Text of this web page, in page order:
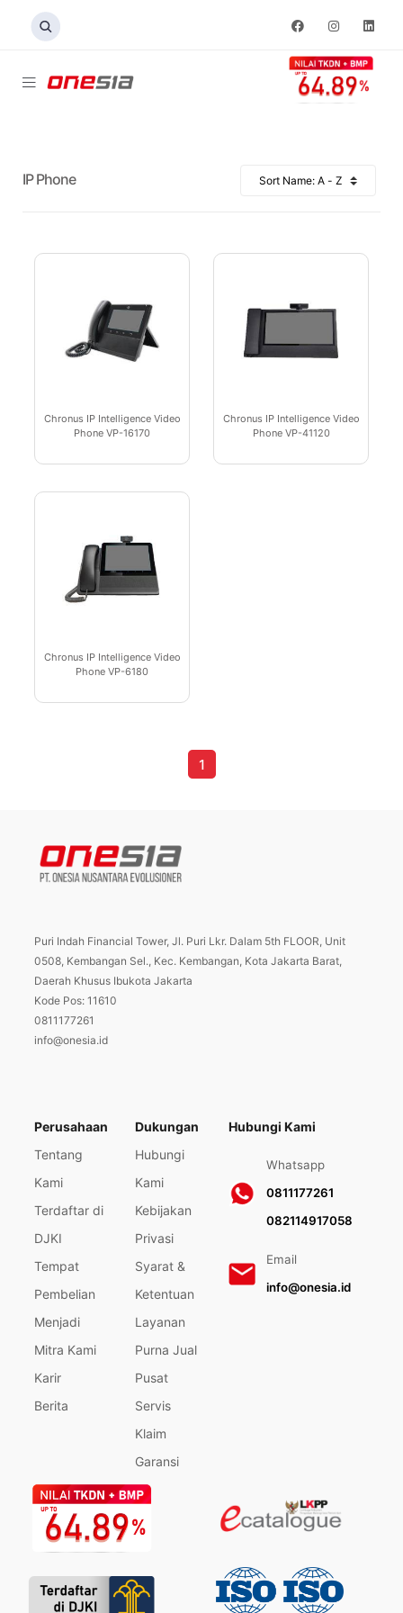
IP Phone
Chronus IP Intelligence Video
Phone VP-16170
Chronus IP Intelligence Video
Phone VP-41120
Chronus IP Intelligence Video
Phone VP-6180
1
Puri Indah Financial Tower, Jl. Puri Lkr. Dalam 5th FLOOR, Unit
0508, Kembangan Sel., Kec. Kembangan, Kota Jakarta Barat,
Daerah Khusus Ibukota Jakarta
Kode Pos: 11610
0811177261
info@onesia.id
Perusahaan
Tentang
Kami
Terdaftar di
DJKI
Tempat
Pembelian
Menjadi
Mitra Kami
Karir
Berita
Dukungan
Hubungi
Kami
Kebijakan
Privasi
Syarat &
Ketentuan
Layanan
Purna Jual
Pusat
Servis
Klaim
Garansi
Hubungi Kami
Whatsapp
0811177261
082114917058
Email
info@onesia.id